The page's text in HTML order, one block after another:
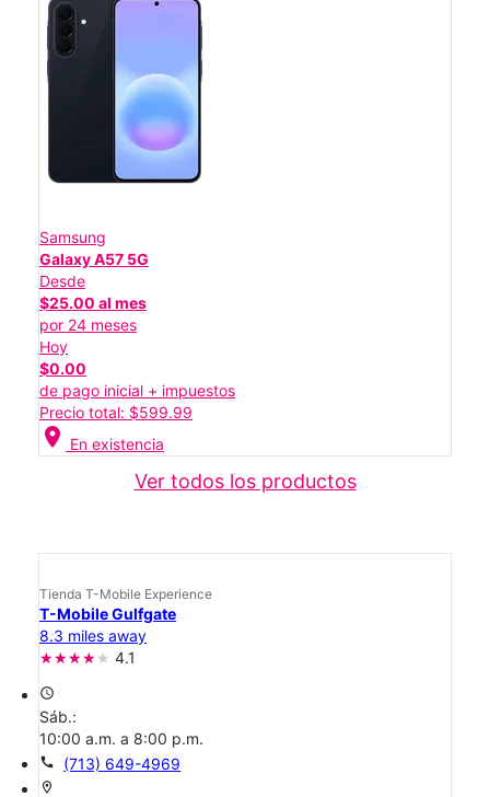
Samsung
Galaxy A57 5G
Desde
$25.00 al mes
por 24 meses
Hoy
$0.00
de pago inicial + impuestos
Precio total: $599.99
location_on En existencia
Ver todos los productos
Tienda T-Mobile Experience
T-Mobile Gulfgate
8.3 miles away
4.1
access_time
Sáb.:
10:00 a.m. a 8:00 p.m.
call (713) 649-4969
location_on